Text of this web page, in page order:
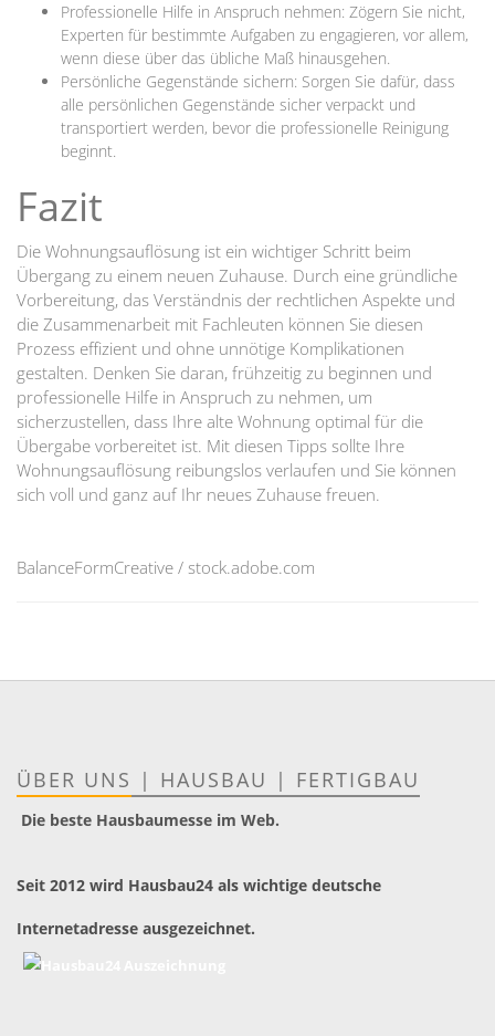
Professionelle Hilfe in Anspruch nehmen: Zögern Sie nicht,
Experten für bestimmte Aufgaben zu engagieren, vor allem,
wenn diese über das übliche Maß hinausgehen.
Persönliche Gegenstände sichern: Sorgen Sie dafür, dass
alle persönlichen Gegenstände sicher verpackt und
transportiert werden, bevor die professionelle Reinigung
beginnt.
Fazit
Die Wohnungsauflösung ist ein wichtiger Schritt beim
Übergang zu einem neuen Zuhause. Durch eine gründliche
Vorbereitung, das Verständnis der rechtlichen Aspekte und
die Zusammenarbeit mit Fachleuten können Sie diesen
Prozess effizient und ohne unnötige Komplikationen
gestalten. Denken Sie daran, frühzeitig zu beginnen und
professionelle Hilfe in Anspruch zu nehmen, um
sicherzustellen, dass Ihre alte Wohnung optimal für die
Übergabe vorbereitet ist. Mit diesen Tipps sollte Ihre
Wohnungsauflösung reibungslos verlaufen und Sie können
sich voll und ganz auf Ihr neues Zuhause freuen.
BalanceFormCreative / stock.adobe.com
ÜBER UNS | HAUSBAU | FERTIGBAU
Die beste Hausbaumesse im Web.
Seit 2012 wird Hausbau24 als wichtige deutsche
Internetadresse ausgezeichnet.